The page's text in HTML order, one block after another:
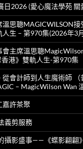
日2026 (愛心魔法學苑
思聰MAGICWILSON
生 – 第970集(2026年3
會主席溫思聰
港》雙軌人生-第970集
會計師到人生魔術師
– MagicWilson Wan
嘉許茶聚
義剪服務
攝影盛事——《蝶影翩翩